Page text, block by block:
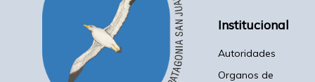
Institucional
Autoridades
Organos de